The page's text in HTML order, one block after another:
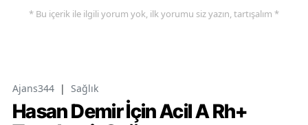
* Bu içerik ile ilgili yorum yok, ilk yorumu siz yazın, tartışalım *
Ajans344 | Sağlık
Hasan Demir İçin Acil A Rh+